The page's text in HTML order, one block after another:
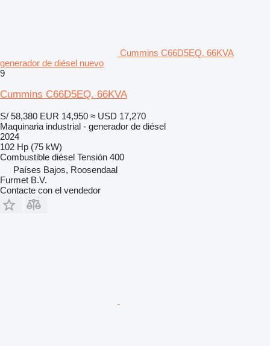
Cummins C66D5EQ. 66KVA
generador de diésel nuevo
9
Cummins C66D5EQ. 66KVA
S/ 58,380 EUR 14,950 ≈ USD 17,270
Maquinaria industrial - generador de diésel
2024
102 Hp (75 kW)
Combustible diésel Tensión 400
Países Bajos, Roosendaal
Furmet B.V.
Contacte con el vendedor